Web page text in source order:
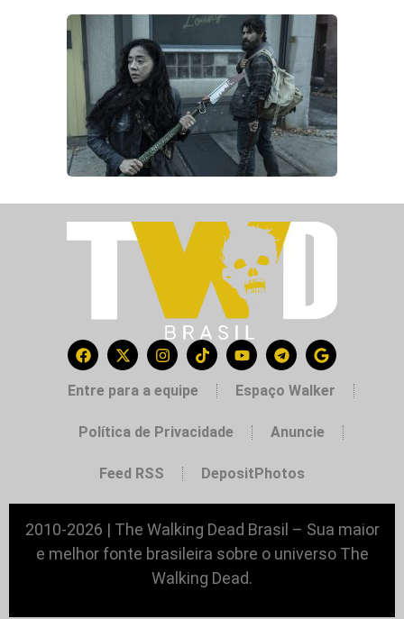
Entre para a equipe Espaço Walker
Política de Privacidade Anuncie
Feed RSS DepositPhotos
2010-2026 | The Walking Dead Brasil – Sua maior
e melhor fonte brasileira sobre o universo The
Walking Dead.